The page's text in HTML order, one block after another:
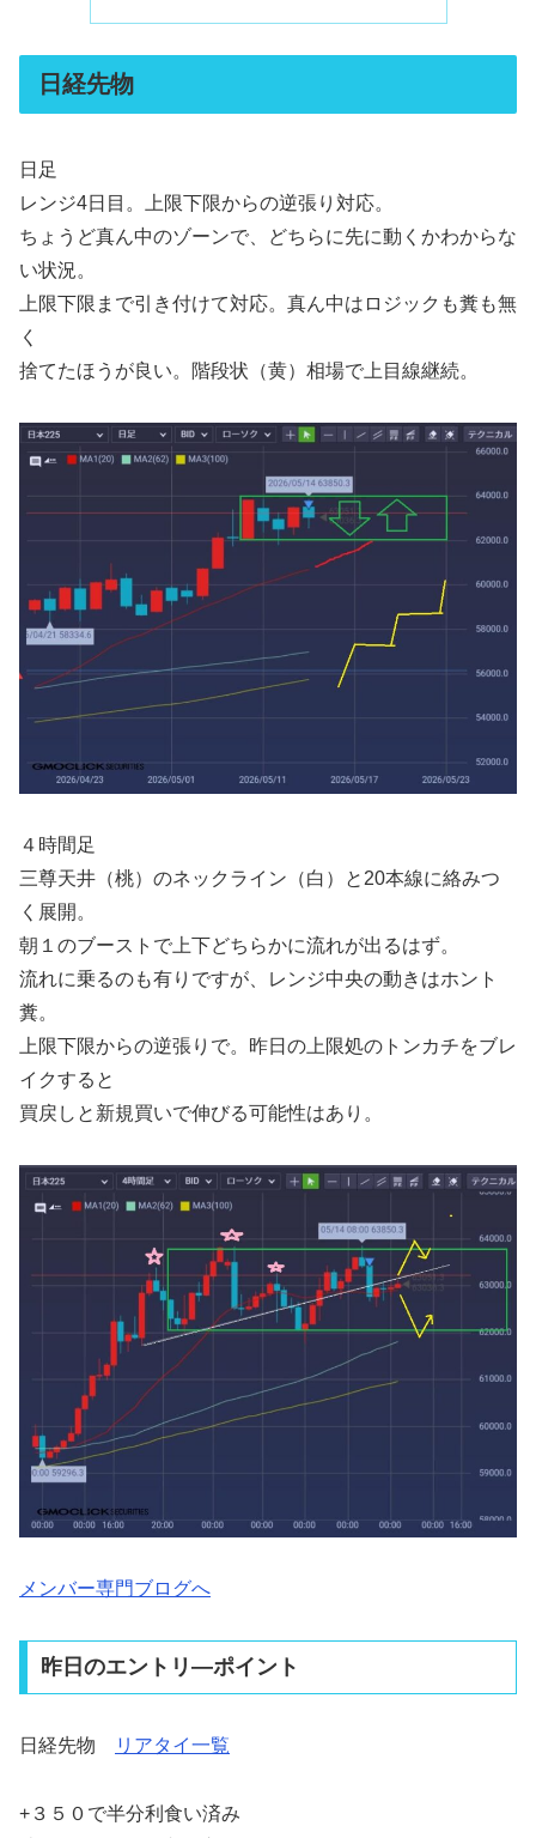
日経先物
日足
レンジ4日目。上限下限からの逆張り対応。
ちょうど真ん中のゾーンで、どちらに先に動くかわからな
い状況。
上限下限まで引き付けて対応。真ん中はロジックも糞も無
く
捨てたほうが良い。階段状（黄）相場で上目線継続。
４時間足
三尊天井（桃）のネックライン（白）と20本線に絡みつ
く展開。
朝１のブーストで上下どちらかに流れが出るはず。
流れに乗るのも有りですが、レンジ中央の動きはホント
糞。
上限下限からの逆張りで。昨日の上限処のトンカチをブレ
イクすると
買戻しと新規買いで伸びる可能性はあり。
メンバー専門ブログへ
昨日のエントリ―ポイント
日経先物 リアタイ一覧
+３５０で半分利食い済み